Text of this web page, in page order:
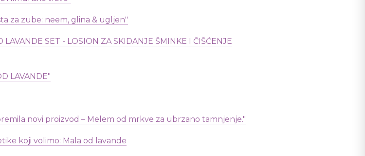
za zube: neem, glina & ugljen"
SET - LOSION ZA SKIDANJE ŠMINKE I ČIŠĆENJE
LAVANDE"
novi proizvod – Melem od mrkve za ubrzano tamnjenje."
koji volimo: Mala od lavande